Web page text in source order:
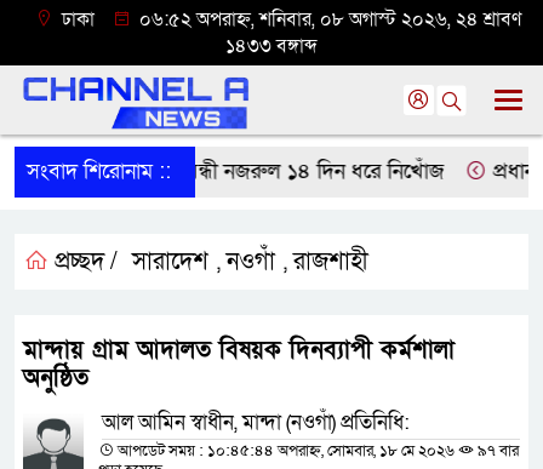
ঢাকা
০৬:৫২ অপরাহ্ন, শনিবার, ০৮ অগাস্ট ২০২৬, ২৪ শ্রাবণ
১৪৩৩ বঙ্গাব্দ
সংবাদ শিরোনাম ::
থেকে বাকপ্রতিবন্ধী নজরুল ১৪ দিন ধরে নিখোঁজ
প্রচ্ছদ / সারাদেশ ,নওগাঁ ,রাজশাহী
মান্দায় গ্রাম আদালত বিষয়ক দিনব্যাপী কর্মশালা
অনুষ্ঠিত
আল আমিন স্বাধীন, মান্দা (নওগাঁ) প্রতিনিধি:
আপডেট সময় : ১০:৪৫:৪৪ অপরাহ্ন, সোমবার, ১৮ মে ২০২৬
৯৭ বার